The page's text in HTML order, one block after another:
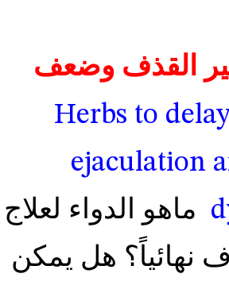
القذف وضعف
Herbs to
ejaculation
ماهو الدواء لعلاج
نهائياً؟ هل يمكن